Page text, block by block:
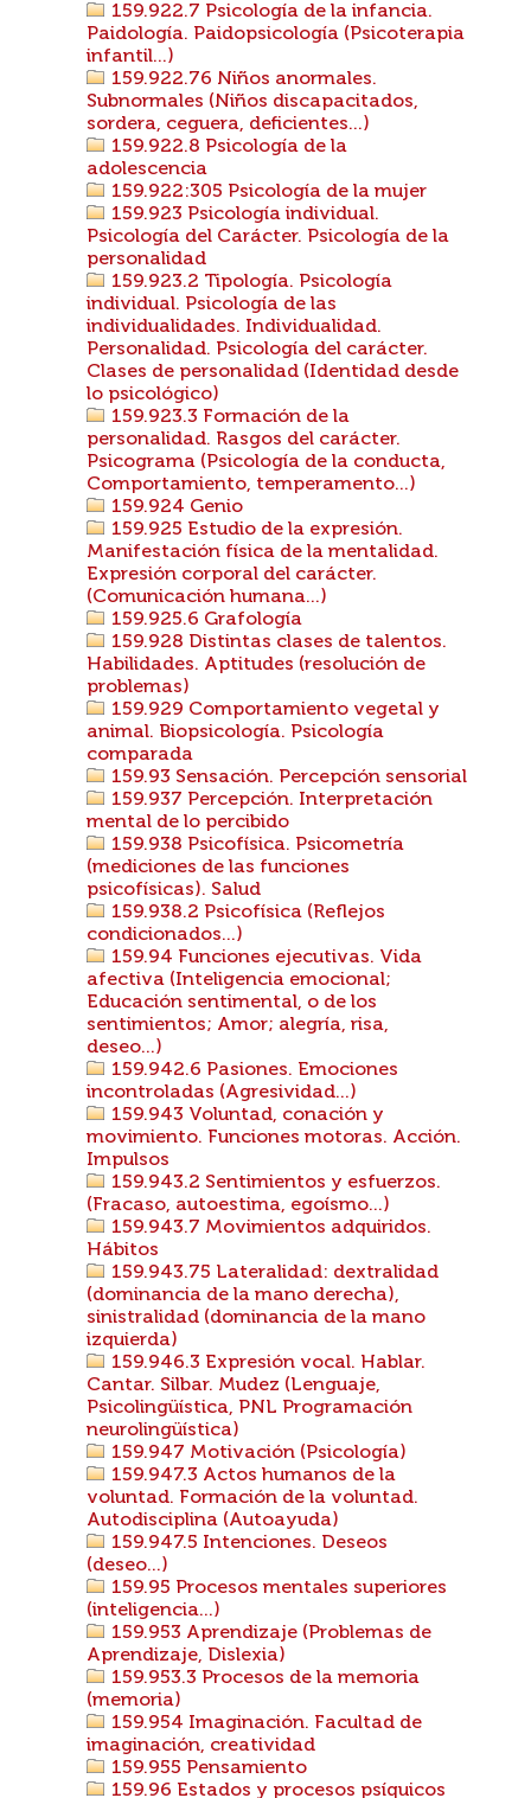
159.922.7 Psicología de la infancia.
Paidología. Paidopsicología (Psicoterapia
infantil...)
159.922.76 Niños anormales.
Subnormales (Niños discapacitados,
sordera, ceguera, deficientes...)
159.922.8 Psicología de la
adolescencia
159.922:305 Psicología de la mujer
159.923 Psicología individual.
Psicología del Carácter. Psicología de la
personalidad
159.923.2 Tipología. Psicología
individual. Psicología de las
individualidades. Individualidad.
Personalidad. Psicología del carácter.
Clases de personalidad (Identidad desde
lo psicológico)
159.923.3 Formación de la
personalidad. Rasgos del carácter.
Psicograma (Psicología de la conducta,
Comportamiento, temperamento...)
159.924 Genio
159.925 Estudio de la expresión.
Manifestación física de la mentalidad.
Expresión corporal del carácter.
(Comunicación humana...)
159.925.6 Grafología
159.928 Distintas clases de talentos.
Habilidades. Aptitudes (resolución de
problemas)
159.929 Comportamiento vegetal y
animal. Biopsicología. Psicología
comparada
159.93 Sensación. Percepción sensorial
159.937 Percepción. Interpretación
mental de lo percibido
159.938 Psicofísica. Psicometría
(mediciones de las funciones
psicofísicas). Salud
159.938.2 Psicofísica (Reflejos
condicionados...)
159.94 Funciones ejecutivas. Vida
afectiva (Inteligencia emocional;
Educación sentimental, o de los
sentimientos; Amor; alegría, risa,
deseo...)
159.942.6 Pasiones. Emociones
incontroladas (Agresividad...)
159.943 Voluntad, conación y
movimiento. Funciones motoras. Acción.
Impulsos
159.943.2 Sentimientos y esfuerzos.
(Fracaso, autoestima, egoísmo...)
159.943.7 Movimientos adquiridos.
Hábitos
159.943.75 Lateralidad: dextralidad
(dominancia de la mano derecha),
sinistralidad (dominancia de la mano
izquierda)
159.946.3 Expresión vocal. Hablar.
Cantar. Silbar. Mudez (Lenguaje,
Psicolingüística, PNL Programación
neurolingüística)
159.947 Motivación (Psicología)
159.947.3 Actos humanos de la
voluntad. Formación de la voluntad.
Autodisciplina (Autoayuda)
159.947.5 Intenciones. Deseos
(deseo...)
159.95 Procesos mentales superiores
(inteligencia...)
159.953 Aprendizaje (Problemas de
Aprendizaje, Dislexia)
159.953.3 Procesos de la memoria
(memoria)
159.954 Imaginación. Facultad de
imaginación, creatividad
159.955 Pensamiento
159.96 Estados y procesos psíquicos